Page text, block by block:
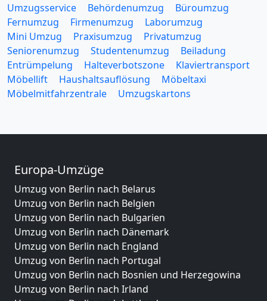
Umzugsservice Behördenumzug
Büroumzug
Fernumzug
Firmenumzug
Laborumzug
Mini Umzug
Praxisumzug
Privatumzug
Seniorenumzug
Studentenumzug
Beiladung
Entrümpelung
Halteverbotszone
Klaviertransport
Möbellift
Haushaltsauflösung
Möbeltaxi
Möbelmitfahrzentrale
Umzugskartons
Europa-Umzüge
Umzug von Berlin nach Belarus
Umzug von Berlin nach Belgien
Umzug von Berlin nach Bulgarien
Umzug von Berlin nach Dänemark
Umzug von Berlin nach England
Umzug von Berlin nach Portugal
Umzug von Berlin nach Bosnien und Herzegowina
Umzug von Berlin nach Irland